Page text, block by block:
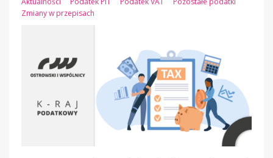
Zmiany w przepisach